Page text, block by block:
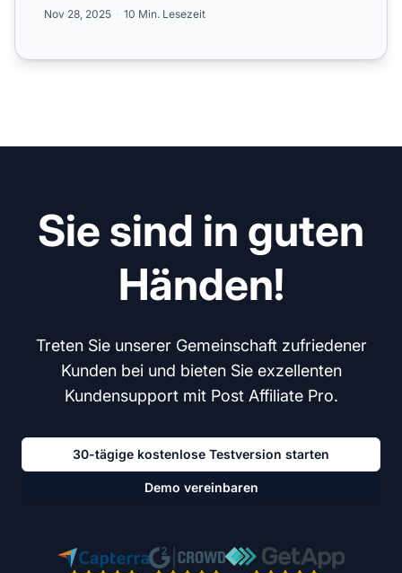
Nov 28, 2025 10 Min. Lesezeit
Sie sind in guten
Händen!
Treten Sie unserer Gemeinschaft zufriedener
Kunden bei und bieten Sie exzellenten
Kundensupport mit Post Affiliate Pro.
30-tägige kostenlose Testversion starten
Demo vereinbaren